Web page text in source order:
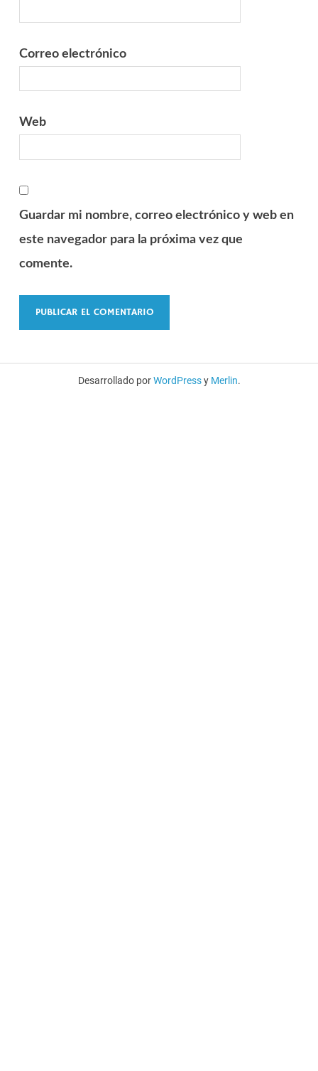
Correo electrónico
Web
Guardar mi nombre, correo electrónico y web en
este navegador para la próxima vez que
comente.
Desarrollado porWordPressy Merlin.